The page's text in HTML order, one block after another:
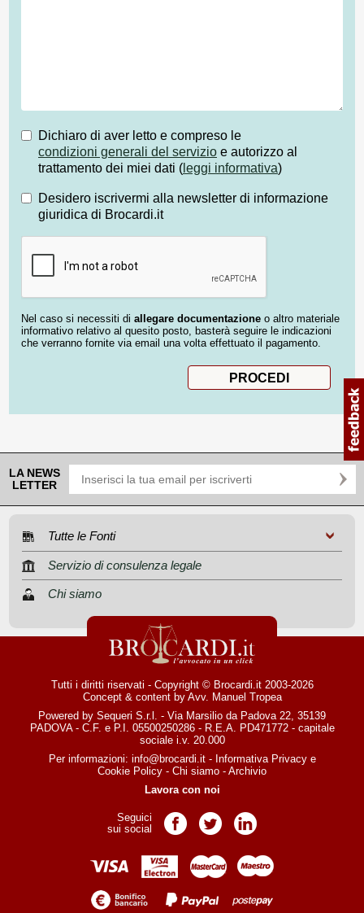
Dichiaro di aver letto e compreso le
condizioni generali del servizio e autorizzo al
trattamento dei miei dati ( leggi informativa)
Desidero iscrivermi alla newsletter di informazione
giuridica di Brocardi.it
Nel caso si necessiti di allegare documentazione o altro materiale
informativo relativo al quesito posto, basterà seguire le indicazioni
che verranno fornite via email una volta effettuato il pagamento.
LA NEWS
LETTER
Tutte le Fonti
Servizio di consulenza legale
Chi siamo
Tutti i diritti riservati - Copyright © Brocardi.it 2003-2026
Concept & content by Avv. Manuel Tropea
Powered by Sequeri S.r.l. - Via Marsilio da Padova 22, 35139
PADOVA - C.F. e P.I. 05500250286 - R.E.A. PD471772 - capitale
sociale i.v. 20.000
Per informazioni: info@brocardi.it- Informativa Privacye
Cookie Policy - Chi siamo - Archivio
Lavora con noi
Seguici
sui social
Pagina Facebook
Pagina TwitterPagina LinkedIn